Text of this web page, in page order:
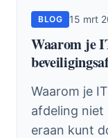
BLOG 15 mrt
Waarom je
Waarom je
afdeling niet
eraan kunt